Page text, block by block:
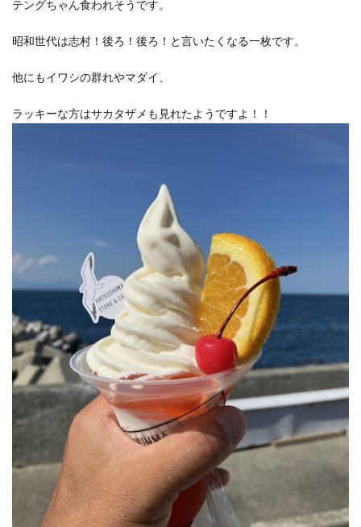
テングちゃん食われそうです。
昭和世代は志村！後ろ！後ろ！と言いたくなる一枚です。
他にもイワシの群れやマダイ、
ラッキーな方はサカタザメも見れたようですよ！！